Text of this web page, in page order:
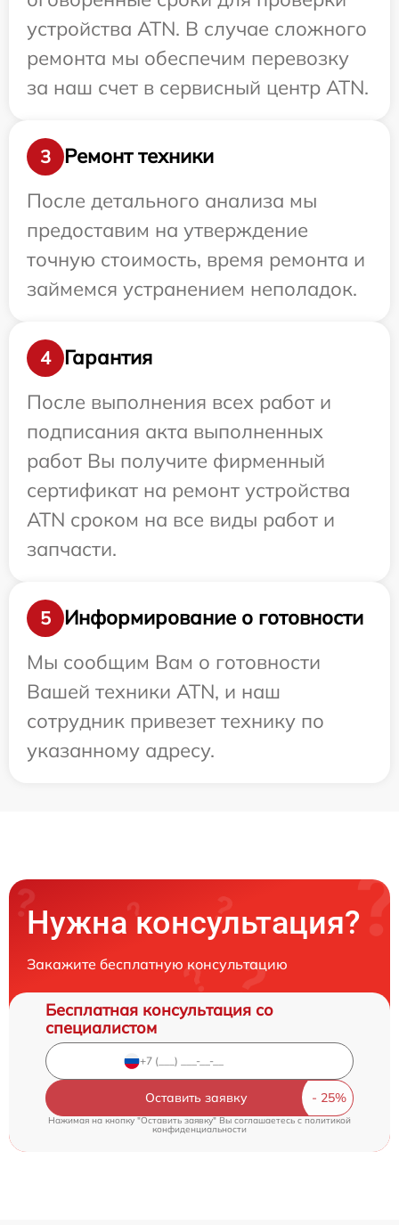
устройства ATN. В случае сложного
ремонта мы обеспечим перевозку
за наш счет в сервисный центр ATN.
3
Ремонт техники
После детального анализа мы
предоставим на утверждение
точную стоимость, время ремонта и
займемся устранением неполадок.
4
Гарантия
После выполнения всех работ и
подписания акта выполненных
работ Вы получите фирменный
сертификат на ремонт устройства
ATN сроком на все виды работ и
запчасти.
5
Информирование о готовности
Мы сообщим Вам о готовности
Вашей техники ATN, и наш
сотрудник привезет технику по
указанному адресу.
Нужна консультация?
Закажите бесплатную консультацию
Бесплатная консультация со
специалистом
Оставить заявку
Нажимая на кнопку "Оставить заявку" Вы соглашаетесь cполитикой
конфиденциальности